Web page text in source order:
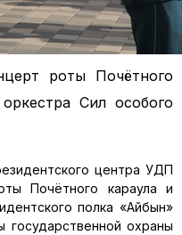
роты Почётного
Сил особого
центра УДП
Почётного караула и
полка «Айбын»
государственной охраны